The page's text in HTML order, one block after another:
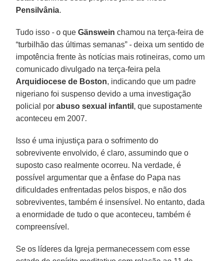
Pensilvânia.
Tudo isso - o queGänswein chamou na terça-feira de
“turbilhão das últimas semanas” - deixa um sentido de
impotência frente às notícias mais rotineiras, como um
comunicado divulgado na terça-feira pela
Arquidiocese de Boston, indicando que um padre
nigeriano foi suspenso devido a uma investigação
policial porabuso sexual infantil , que supostamente
aconteceu em 2007.
Isso é uma injustiça para o sofrimento do
sobrevivente envolvido, é claro, assumindo que o
suposto caso realmente ocorreu. Na verdade, é
possível argumentar que a ênfase do Papa nas
dificuldades enfrentadas pelos bispos, e não dos
sobreviventes, também é insensível. No entanto, dada
a enormidade de tudo o que aconteceu, também é
compreensível.
Se os líderes da Igreja permanecessem com esse